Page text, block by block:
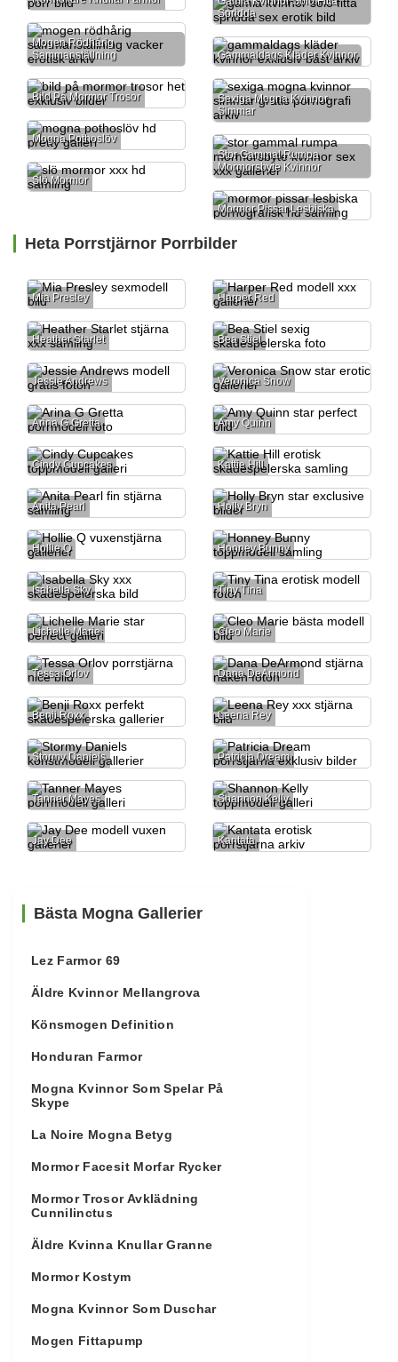
Spridda
Mogen Rödhårig
Sammanställning
Gammaldags Kläder Kvinnor
Bild På Mormor Trosor
Sexiga Mogna Kvinnor
Simmar
Mogna Pothoslöv
Stor Gammal Rumpa
Mormorsbyte Kvinnor
Slö Mormor
Mormor Pissar Lesbiska
Heta Porrstjärnor Porrbilder
Mia Presley Harper Red
Heather Starlet Bea Stiel
Jessie Andrews Veronica Snow
Arina G Gretta Amy Quinn
Cindy Cupcakes Kattie Hill
Anita Pearl Holly Bryn
Hollie Q Honney Bunny
Isabella Sky Tiny Tina
Lichelle Marie Cleo Marie
Tessa Orlov Dana DeArmond
Benji Roxx Leena Rey
Stormy Daniels Patricia Dream
Tanner Mayes Shannon Kelly
Jay Dee Kantata
Bästa Mogna Gallerier
Lez Farmor 69
Äldre Kvinnor Mellangrova
Könsmogen Definition
Honduran Farmor
Mogna Kvinnor Som Spelar På
Skype
La Noire Mogna Betyg
Mormor Facesit Morfar Rycker
Mormor Trosor Avklädning
Cunnilinctus
Äldre Kvinna Knullar Granne
Mormor Kostym
Mogna Kvinnor Som Duschar
Mogen Fittapump